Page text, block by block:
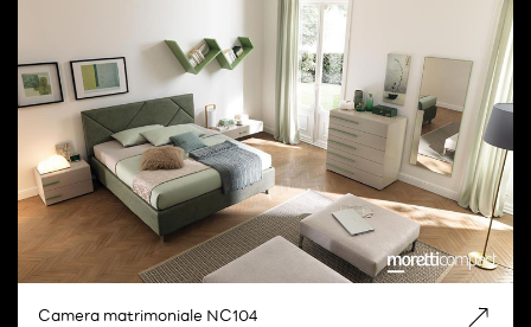
Camera matrimoniale NC104